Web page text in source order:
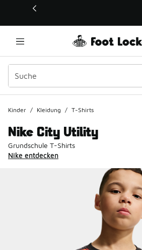
Dieser Link öffnet sich in einem neuen
Kinder / Kleidung / T-Shirts
Nike City Utility
Grundschule T-Shirts
Nike entdecken